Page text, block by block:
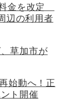
金を改定
辺の利用者
草加市が
始動へ！正
ト開催